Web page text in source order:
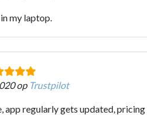
my laptop.
op Trustpilot
app regularly gets updated,